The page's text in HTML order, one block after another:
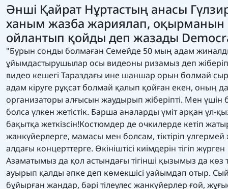
Әнші Қайрат Нұртастың анасы
ханым жазба жариялап, оқырманын
ойлантып қойды деп жазады
"Бұрын соңды болмаған Семейде 50 мың адам
ұйымдастырушылар осы видеоны ризамыз деп
видео кешегі Тараздағы ине шаншар орын болмай
адам кіруге рұқсат болмай қалып қойған екен, оның да
организаторы алғысын жаудырып жіберіпті. Мен үшін
болса үлкен жетістік. Барша аналарды үміт арқан ұл-
бақытқа жеткізсін!Костюмдер де очкилерде кетіп
жанкүйерлерге, мамасы мен болсам, тіктіріп
алдағы концерттерге. Өкініштісі киімдерін тігіп жүрген
Азаматымыз да қол астындағы тігінші қызымыз да көз
ауырып қалды әпке деп көмекшісі уайымдап отыр.
бұйырған жандар, бәрі тілеулес жанкүйерлер ғой,